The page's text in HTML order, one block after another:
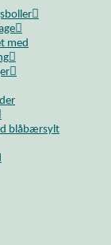
med
blåbærsylt